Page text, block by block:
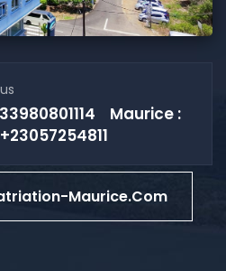
Maurice :
+23057254811
Maurice.com